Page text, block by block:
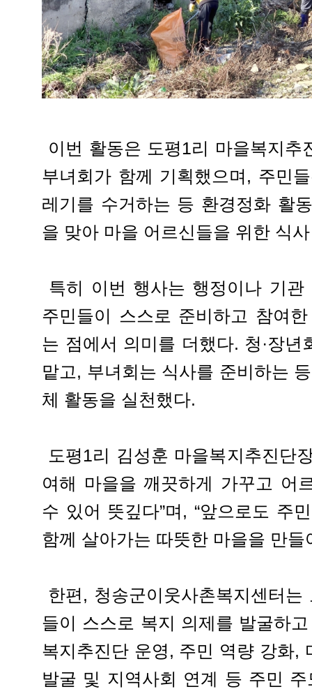
이번 활동은 도평1리 마을복지추
부녀회가 함께 기획했으며, 주민
레기를 수거하는 등 환경정화 활
을 맞아 마을 어르신들을 위한 식
특히 이번 행사는 행정이나 기
주민들이 스스로 준비하고 참여한
는 점에서 의미를 더했다. 청·장
맡고, 부녀회는 식사를 준비하는
체 활동을 실천했다.
도평1리 김성훈 마을복지추진단
여해 마을을 깨끗하게 가꾸고 어
수 있어 뜻깊다”며, “앞으로도 주
함께 살아가는 따뜻한 마을을 만들
한편, 청송군이웃사촌복지센터
들이 스스로 복지 의제를 발굴하
복지추진단 운영, 주민 역량 강화,
발굴 및 지역사회 연계 등 주민